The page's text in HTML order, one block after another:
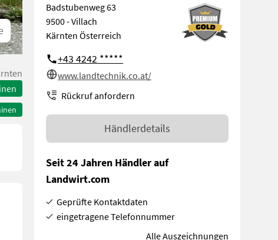
Badstubenweg 63
9500 - Villach
Kärnten Österreich
+43 4242 *****
www.landtechnik.co.at/
Rückruf anfordern
Händlerdetails
Seit 24 Jahren Händler auf
Landwirt.com
Geprüfte Kontaktdaten
eingetragene Telefonnummer
Alle Auszeichnungen